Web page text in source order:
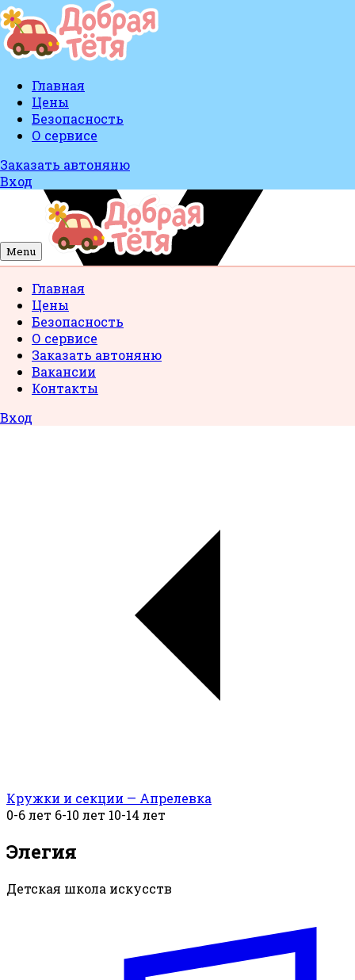
Главная
Цены
Безопасность
О сервисе
Заказать автоняню
Вход
Menu
Главная
Цены
Безопасность
О сервисе
Заказать автоняню
Вакансии
Контакты
Вход
Кружки и секции — Апрелевка
0-6 лет 6-10 лет 10-14 лет
Элегия
Детская школа искусств